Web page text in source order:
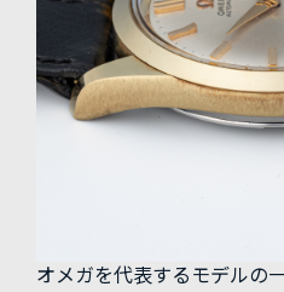
オメガを代表するモデルの